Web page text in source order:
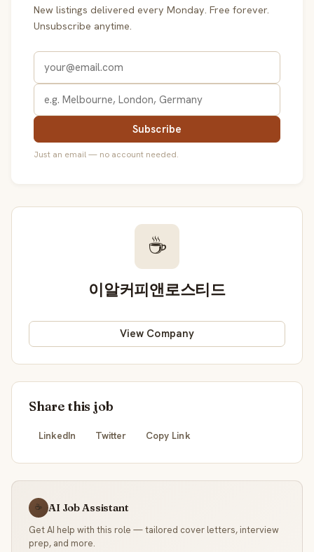
New listings delivered every Monday. Free forever.
Unsubscribe anytime.
Subscribe
Just an email — no account needed.
☕
이알커피앤로스티드
View Company
Share this job
LinkedIn Twitter Copy Link
☕ AI Job Assistant
Get AI help with this role — tailored cover letters, interview
prep, and more.